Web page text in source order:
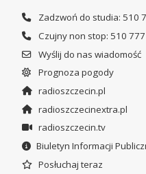
Zadzwoń do studia: 510
Czujny non stop: 510
Wyślij do nas wiadomość
Prognoza pogody
radioszczecin.pl
radioszczecinextra.pl
radioszczecin.tv
Biuletyn Informacji
Posłuchaj teraz